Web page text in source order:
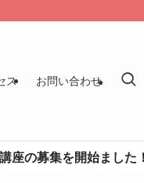
ス お問い合わせ
集を開始ました！